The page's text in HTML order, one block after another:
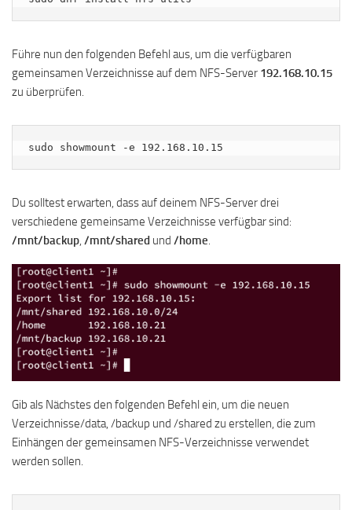
Führe nun den folgenden Befehl aus, um die verfügbaren
gemeinsamen Verzeichnisse auf dem NFS-Server 192.168.10.15
zu überprüfen.
sudo showmount -e 192.168.10.15
Du solltest erwarten, dass auf deinem NFS-Server drei
verschiedene gemeinsame Verzeichnisse verfügbar sind:
/mnt/backup, /mnt/shared und /home.
Gib als Nächstes den folgenden Befehl ein, um die neuen
Verzeichnisse/data, /backup und /shared zu erstellen, die zum
Einhängen der gemeinsamen NFS-Verzeichnisse verwendet
werden sollen.